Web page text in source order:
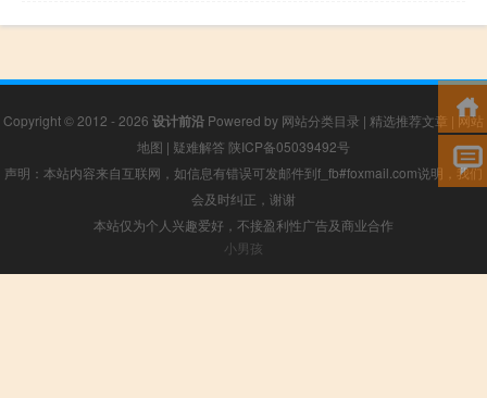
Copyright © 2012 - 2026 设计前沿 Powered by 网站分类目录 | 精选推荐文章 | 网站
地图 | 疑难解答 陕ICP备05039492号
声明：本站内容来自互联网，如信息有错误可发邮件到f_fb#foxmail.com说明，我们
会及时纠正，谢谢
本站仅为个人兴趣爱好，不接盈利性广告及商业合作
小男孩